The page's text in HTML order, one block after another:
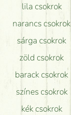
lila csokrok
narancs csokrok
sárga csokrok
zöld csokrok
barack csokrok
színes csokrok
kék csokrok